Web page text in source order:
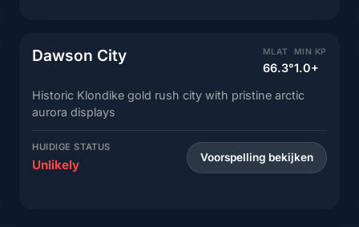
Dawson City MLAT
66.3°
MIN KP
1.0+
Historic Klondike gold rush city with pristine arctic
aurora displays
HUIDIGE STATUS
Unlikely Voorspelling bekijken